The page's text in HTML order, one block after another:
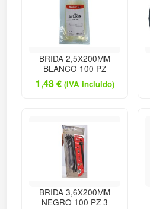
BRIDA 2,5X200MM
BLANCO 100 PZ
1,48€ (IVA incluido)
BRIDA 3,6X200MM
NEGRO 100 PZ 3